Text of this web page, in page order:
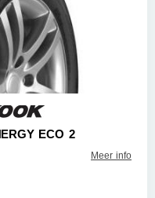
ECO 2
Meer info